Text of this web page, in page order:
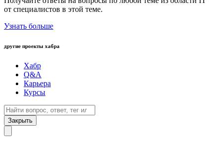
от специалистов в этой теме.
Узнать больше
другие проекты хабра
Хабр
Q&A
Карьера
Курсы
Закрыть